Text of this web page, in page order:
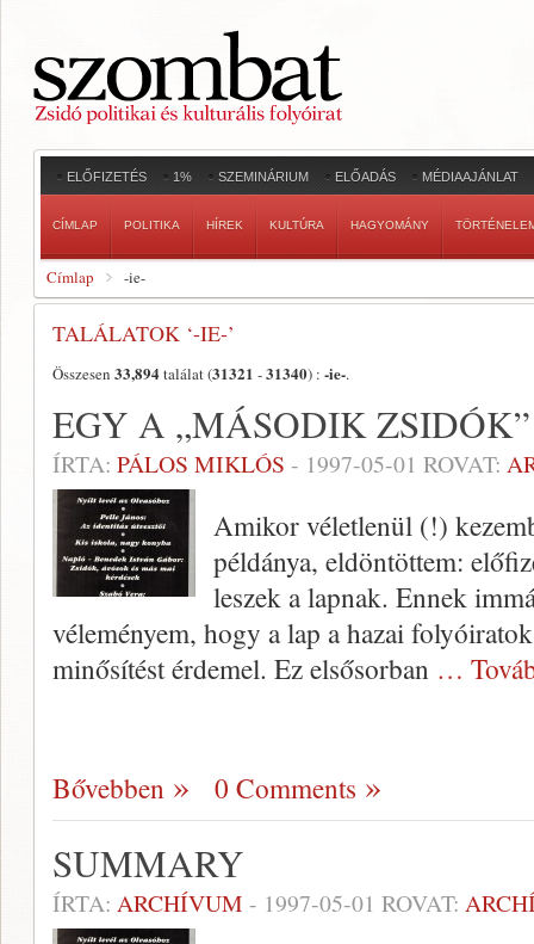
ELŐFIZETÉS 1% SZEMINÁRIUM ELŐADÁS MÉDIAAJÁNLAT
CÍMLAP POLITIKA HÍREK KULTÚRA HAGYOMÁNY
Címlap -ie-
TALÁLATOK ‘-IE-’
Összesen 33,894találat (31321 -31340) : -ie-.
EGY A „MÁSODIK
ÍRTA: PÁLOS MIKLÓS - 1997-05-01 ROVAT:
Amikor véletlenül (!)
példánya, eldöntöt­tem:
leszek a lapnak. Ennek
véleményem, hogy a lap a hazai
minősítést érdemel. Ez első­sorban …
Bővebben 0 Comments
SUMMARY
ÍRTA: ARCHÍVUM - 1997-05-01 ROVAT: